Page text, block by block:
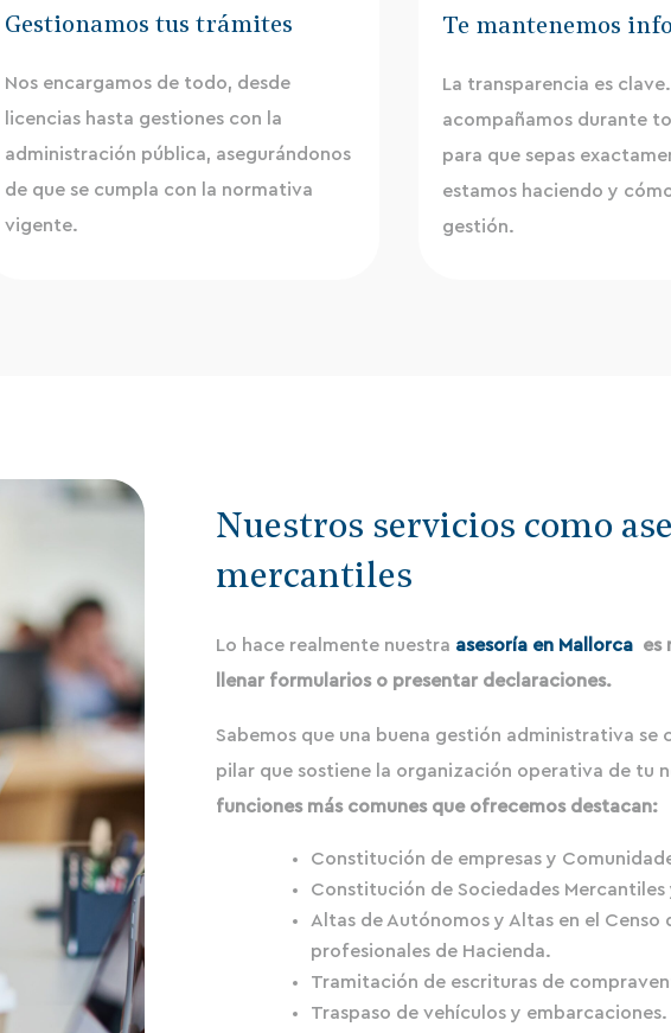
Gestionamos tus trámites
Nos encargamos de todo, desde
licencias hasta gestiones con la
administración pública, asegurándonos
de que se cumpla con la normativa
vigente.
Te mantenemos
La transparencia es
acompañamos durante
para que sepas
estamos haciendo y
gestión.
Nuestros servicios como
mercantiles
Lo hace realmente nuestra asesoría en Mallorcaes
llenar formularios o presentar declaraciones.
Sabemos que una buena gestión administrativa se
pilar que sostiene la organización operativa de tu
funciones más comunes que ofrecemos destacan:
Constitución de empresas y
Constitución de Sociedades
Altas de Autónomos y Altas en el Censo
profesionales de Hacienda.
Tramitación de escrituras de
Traspaso de vehículos y embarcaciones.